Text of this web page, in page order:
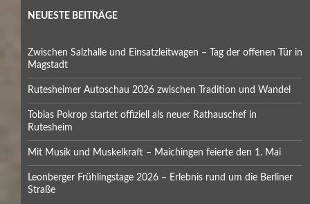
NEUESTE BEITRÄGE
Zwischen Salzhalle und Einsatzleitwagen – Tag der offenen Tür in
Magstadt
Rutesheimer Autoschau 2026 zwischen Tradition und Wandel
Tobias Pokrop startet offiziell als neuer Rathauschef in
Rutesheim
Mit Musik und Muskelkraft – Maichingen feierte den 1. Mai
Leonberger Frühlingstage 2026 – Erlebnis rund um die Berliner
Straße